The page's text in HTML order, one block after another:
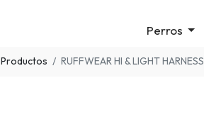
Perros
Productos RUFFWEAR HI & LIGHT HARNESS